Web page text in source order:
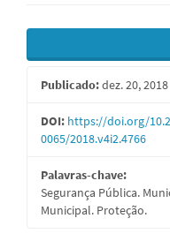
Barra
lateral
de
artigos
Publicado:dez. 20, 2018
DOI: https://doi.org/
0065/2018.v4i2.4766
Palavras-chave:
Segurança Pública.
Municipal. Proteção.